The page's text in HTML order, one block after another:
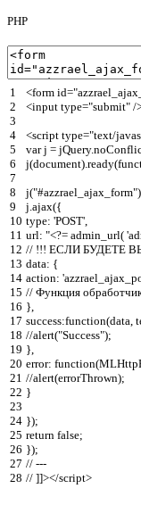
PHP
1
2
3
4
5
6
7
8
9
10
11
12
13
14
15
16
17
18
19
20
21
22
23
24
25
26
27
28
<form id=
<input type="submit" /
<script type="text/
var j = jQuery.
j(document).ready(
j("#azzrael_ajax_form")
j.ajax({
type: 'POST',
url: "<?= admin_url(
// !!! ЕСЛИ БУДЕТЕ
data: {
action:
// Функция
},
success:function(data,
//alert("Success");
},
error: function(
//alert(errorThrown);
}
});
return false;
});
// ---
// ]]></script>